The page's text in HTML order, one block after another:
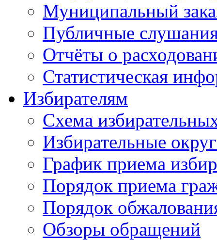
Муниципальный
Публичные
Отчёты о
Статистическая
Избирателям
Схема
Избирательные
График приема
Порядок приема
Порядок
Обзоры обращений